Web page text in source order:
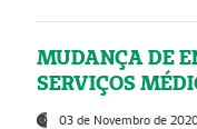
MUDANÇA DE
SERVIÇOS
03 de Novembro de